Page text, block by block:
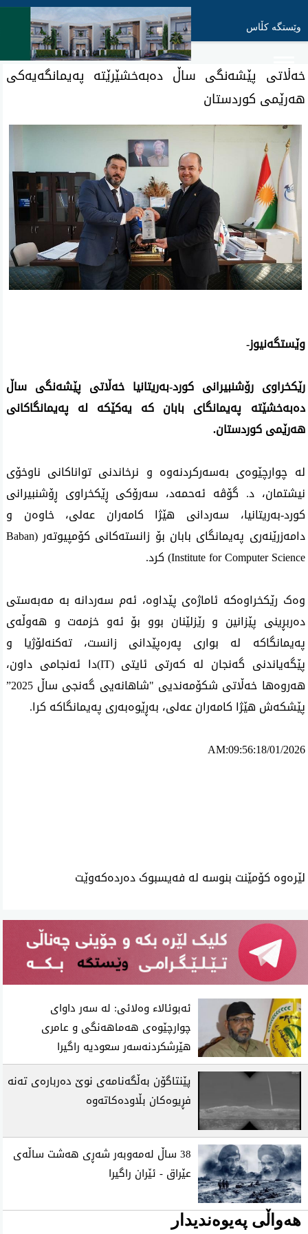
وێستگە کڵاس
خەڵاتی پێشەنگی ساڵ دەبەخشێرێتە پەیمانگەیەکی
هەرێمی کوردستان
وێستگەنیوز-
رێکخراوی رۆشنبیرانی کورد-بەریتانیا خەڵاتی پێشەنگی ساڵ
دەبەخشێتە پەیمانگای بابان کە یەکێکە لە پەیمانگاکانی
هەرێمی کوردستان.
لە چوارچێوەی بەسەرکردنەوە و نرخاندنی تواناکانی ناوخۆی
نیشتمان، د. گۆڤە ئەحمەد، سەرۆکی ڕێکخراوی ڕۆشنبیرانی
کورد-بەریتانیا، سەردانی هێژا کامەران عەلی، خاوەن و
دامەزرێنەری پەیمانگای بابان بۆ زانستەکانی کۆمپیوتەر (Baban
Institute for Computer Science) کرد.
وەک رێکخراوەکە ئاماژەی پێداوە، ئەم سەردانە بە مەبەستی
دەربڕینی پێزانین و رێزلێنان بوو بۆ ئەو خزمەت و هەوڵەی
پەیمانگاکە لە بواری پەرەپێدانی زانست، تەکنەلۆژیا و
پێگەیاندنی گەنجان لە کەرتی ئایتی (IT)دا ئەنجامی داون،
هەروەها خەڵاتی شکۆمەندیی "شاهانەیی گەنجی ساڵ 2025”
پێشکەش هێژا کامەران عەلی، بەڕێوەبەری پەیمانگاکە کرا.
AM:09:56:18/01/2026
لێرەوە کۆمێنت بنوسە لە فەیسبوک دەردەکەوێت
ئه‌بوئالا‌ء وه‌لائی: له‌ سه‌ر داوای‌
چوارچێوه‌ی هه‌ماهه‌نگی و عامری
هێرشكردنه‌سه‌ر سعودیه‌ راگیرا
پێنتاگۆن به‌ڵگه‌نامه‌ی‌ نوێ ده‌رباره‌ی‌ ته‌نه‌
فڕیوه‌كان بڵاوده‌كاته‌وه‌
38 ساڵ‌ له‌مه‌وبه‌ر شه‌ڕی‌ هه‌شت ساڵه‌ی‌
عێراق - ئێران راگیرا
هەواڵی پەیوەندیدار